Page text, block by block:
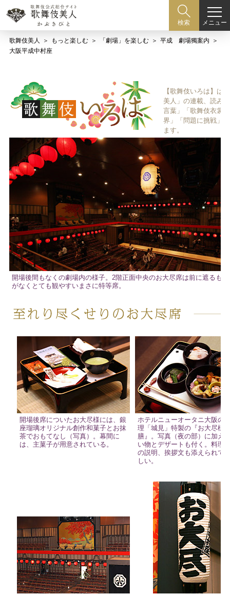
検索 メニュー
歌舞伎美人 もっと楽しむ 「劇場」を楽しむ
平成 劇場獨案内
大阪平成中村座
【歌舞伎いろは】は
美人」の連載、読み
言葉」「歌舞伎衣裳
界」「問題に挑戦」
ます。
開場後間もなくの劇場内の様子。2階正面中央のお大尽席は前に遮るもの
がなくとても観やすいまさに特等席。
開場後席についたお大尽様には、銀
座瑠璃オリジナル創作和菓子とお抹
茶でおもてなし（写真）。幕間に
は、主菓子が用意されている。
ホテルニューオータニ大阪の
理「城見」特製の『お大尽様
膳』。写真（夜の部）に加え
い物とデザートも付く。料理
の説明、挨拶文も添えられて
しい。